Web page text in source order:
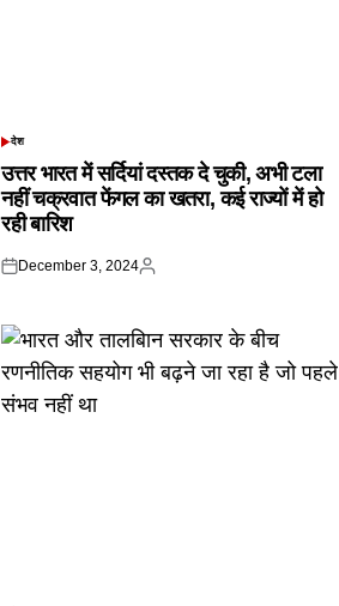
POSTED
देश
उत्तर भारत में सर्दियां दस्तक दे चुकी, अभी टला
नहीं चक्रवात फेंगल का खतरा, कई राज्यों में हो
रही बारिश
Posted
December 3, 2024
Posted